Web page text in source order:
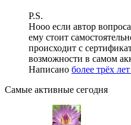
P.S.
Нооо если автор
ему стоит
происходит с
возможности в самом
Написано более трёх
Самые активные сегодня